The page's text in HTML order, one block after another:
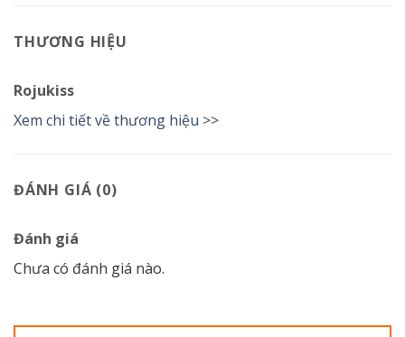
THƯƠNG HIỆU
Rojukiss
Xem chi tiết về thương hiệu >>
ĐÁNH GIÁ (0)
Đánh giá
Chưa có đánh giá nào.